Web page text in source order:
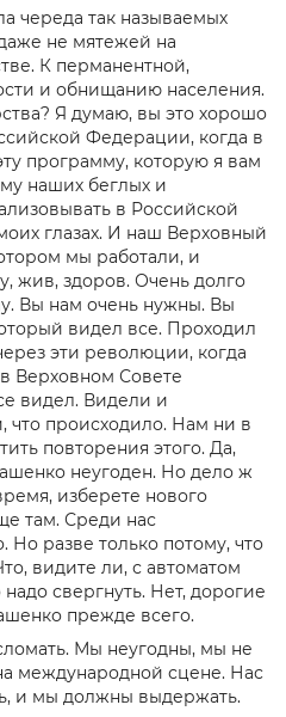
череда так называемых
не мятежей на
К перманентной,
и обнищанию населения.
Я думаю, вы это хорошо
Федерации, когда в
программу, которую я вам
наших беглых и
в Российской
глазах. И наш Верховный
мы работали, и
жив, здоров. Очень долго
Вы нам очень нужны. Вы
видел все. Проходил
эти революции, когда
Верховном Совете
видел. Видели и
что происходило. Нам ни в
повторения этого. Да,
неугоден. Но дело ж
изберете нового
там. Среди нас
Но разве только потому, что
видите ли, с автоматом
свергнуть. Нет, дорогие
прежде всего.
Мы неугодны, мы не
международной сцене. Нас
и мы должны выдержать.